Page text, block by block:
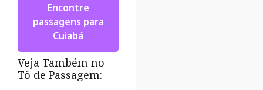
Encontre
passagens para
Cuiabá
Veja Também no
Tô de Passagem: